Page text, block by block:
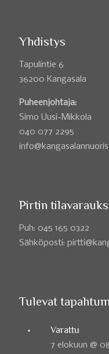
Yhdistys
Tapulintie 6
36200 Kangasala
Puheenjohtaja:
Simo Uusi-Mikkola
040 077 2295
Pirtin
Puh: 045 165 0322
Sähköposti:
Tulevat
Varattu
7 elokuun @